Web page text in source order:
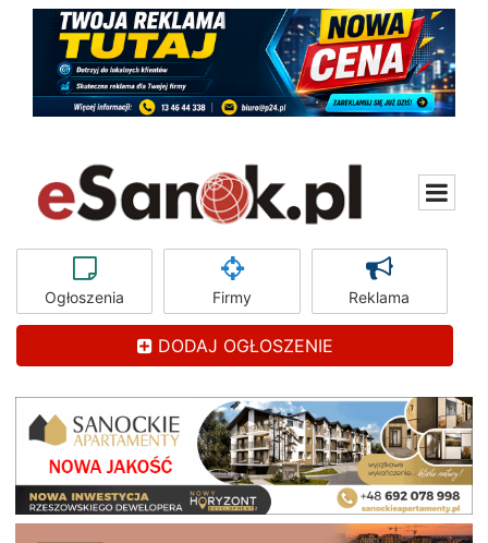
Ogłoszenia Firmy Reklama
DODAJ OGŁOSZENIE